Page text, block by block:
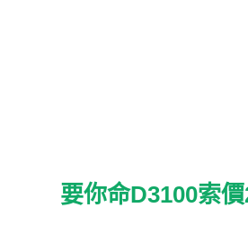
要你命D3100索